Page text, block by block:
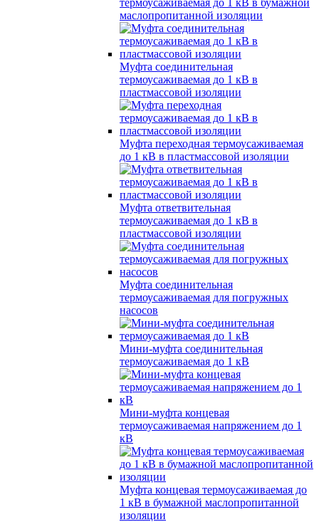
термоусаживаемая до 1 кВ в бумажной
маслопропитанной изоляции
Муфта соединительная
термоусаживаемая до 1 кВ в
пластмассовой изоляции
Муфта переходная термоусаживаемая
до 1 кВ в пластмассовой изоляции
Муфта ответвительная
термоусаживаемая до 1 кВ в
пластмассовой изоляции
Муфта соединительная
термоусаживаемая для погружных
насосов
Мини-муфта соединительная
термоусаживаемая до 1 кВ
Мини-муфта концевая
термоусаживаемая напряжением до 1
кВ
Муфта концевая термоусаживаемая до
1 кВ в бумажной маслопропитанной
изоляции